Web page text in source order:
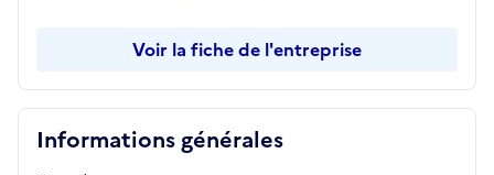
Informations générales
Voir la fiche de l'entreprise